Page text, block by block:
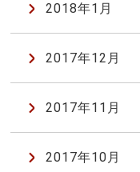
2018年1月
2017年12月
2017年11月
2017年10月